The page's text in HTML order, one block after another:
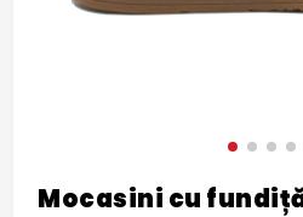
Mocasini cu